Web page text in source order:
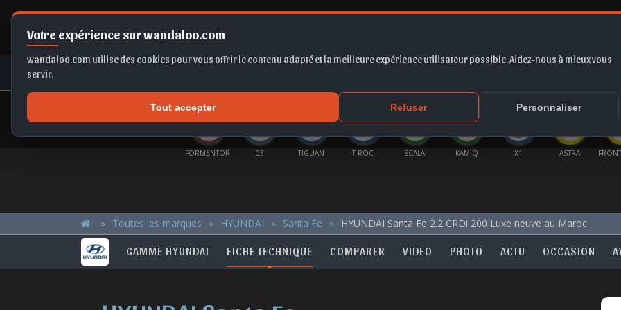
Votre expérience sur wandaloo.com
wandaloo.com utilise des cookies pour vous offrir le contenu adapté et la meilleure expérience utilisateur possible. Aidez-nous à mieux vous
servir.
Tout accepter Refuser Personnaliser
FORMENTOR C3 TIGUAN T-ROC SCALA KAMIQ X1 ASTRA
Toutes les marques HYUNDAI Santa Fe HYUNDAI Santa Fe 2.2 CRDi 200 Luxe neuve au Maroc
GAMME HYUNDAI FICHE TECHNIQUE COMPARER VIDEO PHOTO ACTU OCCASION